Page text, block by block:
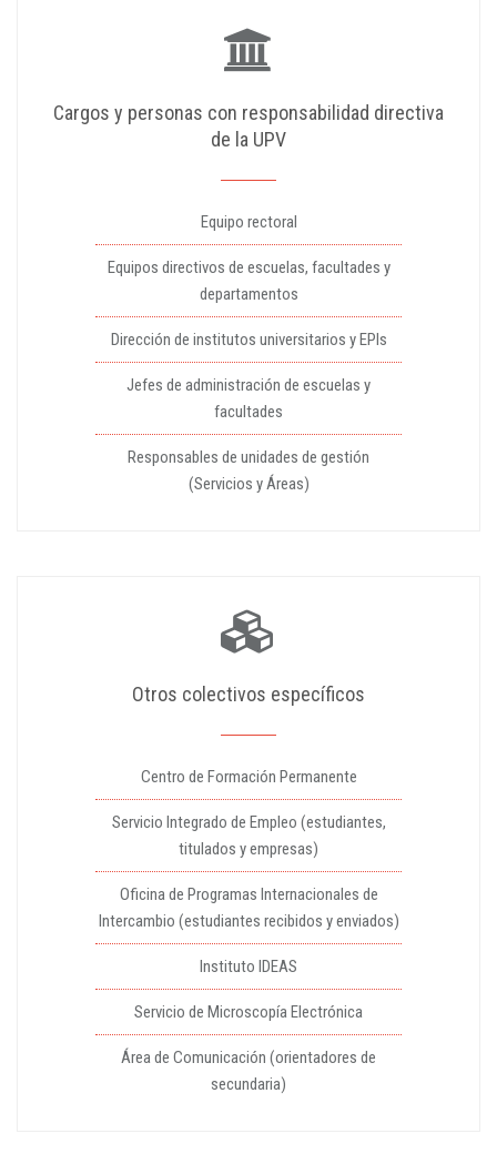
Cargos y personas con responsabilidad directiva
de la UPV
Equipo rectoral
Equipos directivos de escuelas, facultades y
departamentos
Dirección de institutos universitarios y EPIs
Jefes de administración de escuelas y
facultades
Responsables de unidades de gestión
(Servicios y Áreas)
Otros colectivos específicos
Centro de Formación Permanente
Servicio Integrado de Empleo (estudiantes,
titulados y empresas)
Oficina de Programas Internacionales de
Intercambio (estudiantes recibidos y enviados)
Instituto IDEAS
Servicio de Microscopía Electrónica
Área de Comunicación (orientadores de
secundaria)